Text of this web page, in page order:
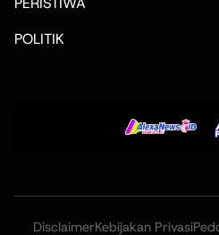
POLITIK
DisclaimerKebijakan Privasi